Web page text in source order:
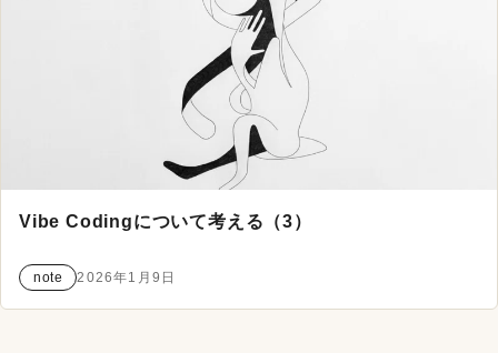
Vibe Codingについて考える（3）
note 2026年1月9日